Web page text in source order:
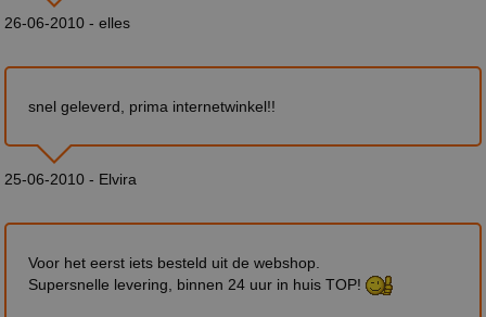
26-06-2010 - elles
snel geleverd, prima internetwinkel!!
25-06-2010 - Elvira
Voor het eerst iets besteld uit de webshop.
Supersnelle levering, binnen 24 uur in huis TOP!